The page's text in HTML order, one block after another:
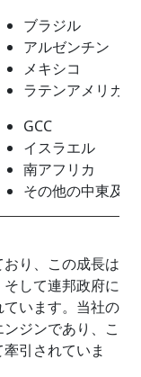
ブラジル
アルゼンチン
メキシコ
ラテンアメリカ
GCC
イスラエル
南アフリカ
その他の中東及
り、この成長は
して連邦政府に
います。当社の
ジンであり、こ
引されていま